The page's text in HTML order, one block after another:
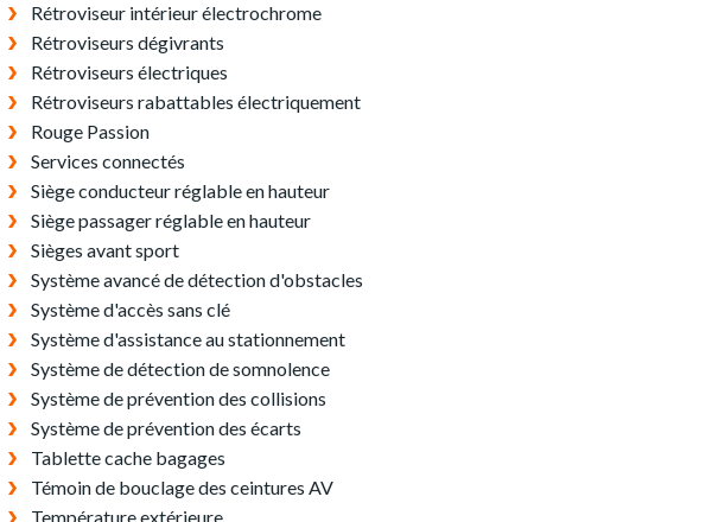
Rétroviseur intérieur électrochrome
Rétroviseurs dégivrants
Rétroviseurs électriques
Rétroviseurs rabattables électriquement
Rouge Passion
Services connectés
Siège conducteur réglable en hauteur
Siège passager réglable en hauteur
Sièges avant sport
Système avancé de détection d'obstacles
Système d'accès sans clé
Système d'assistance au stationnement
Système de détection de somnolence
Système de prévention des collisions
Système de prévention des écarts
Tablette cache bagages
Témoin de bouclage des ceintures AV
Température extérieure